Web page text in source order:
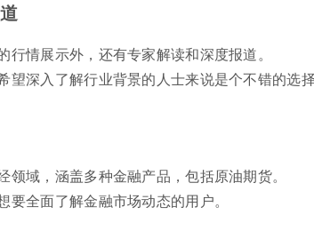
行情展示外，还有专家解读和深度报道。
望深入了解行业背景的人士来说是个不错的选择
领域，涵盖多种金融产品，包括原油期货。
要全面了解金融市场动态的用户。